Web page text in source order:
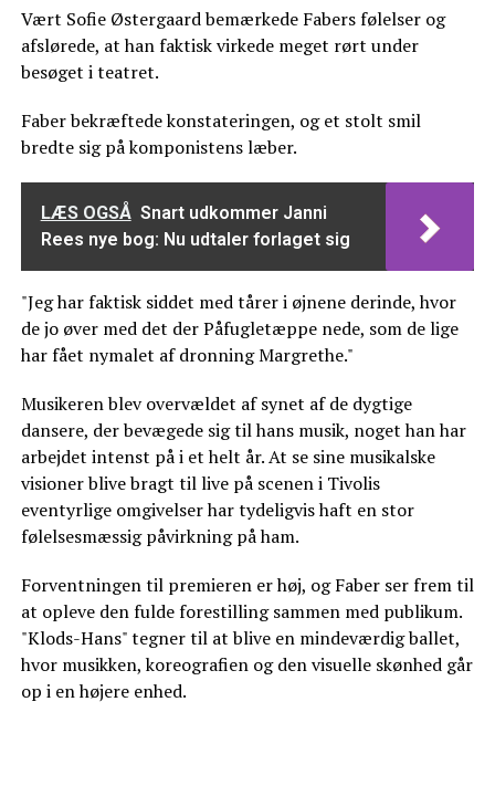
Vært Sofie Østergaard bemærkede Fabers følelser og
afslørede, at han faktisk virkede meget rørt under
besøget i teatret.
Faber bekræftede konstateringen, og et stolt smil
bredte sig på komponistens læber.
LÆS OGSÅ Snart udkommer Janni
Rees nye bog: Nu udtaler forlaget sig
"Jeg har faktisk siddet med tårer i øjnene derinde, hvor
de jo øver med det der Påfugletæppe nede, som de lige
har fået nymalet af dronning Margrethe."
Musikeren blev overvældet af synet af de dygtige
dansere, der bevægede sig til hans musik, noget han har
arbejdet intenst på i et helt år. At se sine musikalske
visioner blive bragt til live på scenen i Tivolis
eventyrlige omgivelser har tydeligvis haft en stor
følelsesmæssig påvirkning på ham.
Forventningen til premieren er høj, og Faber ser frem til
at opleve den fulde forestilling sammen med publikum.
"Klods-Hans" tegner til at blive en mindeværdig ballet,
hvor musikken, koreografien og den visuelle skønhed går
op i en højere enhed.